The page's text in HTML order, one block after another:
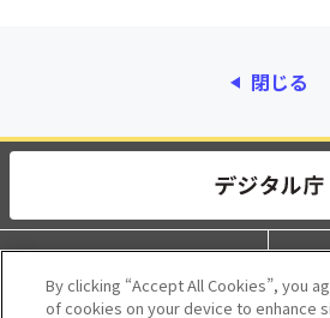
閉じる
動作環境
By clicking “Accept All Cookies”, you
of cookies on your device to enhance